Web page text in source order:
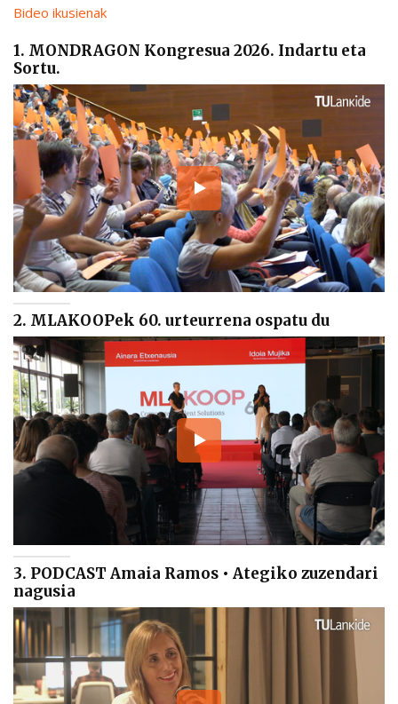
Bideo ikusienak
1. MONDRAGON Kongresua 2026. Indartu eta
Sortu.
2. MLAKOOPek 60. urteurrena ospatu du
3. PODCAST Amaia Ramos • Ategiko zuzendari
nagusia